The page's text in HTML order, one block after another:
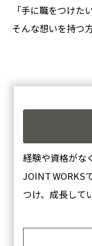
「手に職をつけた
そんな想いを持つ
経験や資格がな
JOINT WORKS
つけ、成長して